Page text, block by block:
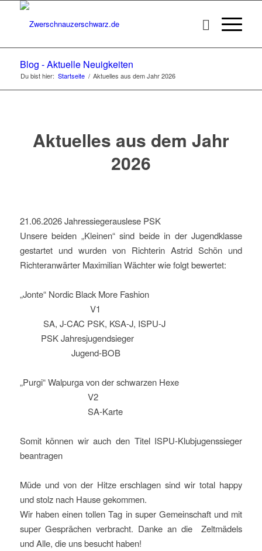
Blog - Aktuelle Neuigkeiten
Du bist hier: Startseite / Aktuelles aus dem Jahr 2026
Aktuelles aus dem Jahr
2026
21.06.2026 Jahressiegerauslese PSK
Unsere beiden „Kleinen“ sind beide in der Jugendklasse
gestartet und wurden von Richterin Astrid Schön und
Richteranwärter Maximilian Wächter wie folgt bewertet:
„Jonte“ Nordic Black More Fashion
V1
SA, J-CAC PSK, KSA-J, ISPU-J
PSK Jahresjugendsieger
Jugend-BOB
„Purgi“ Walpurga von der schwarzen Hexe
V2
SA-Karte
Somit können wir auch den Titel ISPU-Klubjugenssieger
beantragen
Müde und von der Hitze erschlagen sind wir total happy
und stolz nach Hause gekommen.
Wir haben einen tollen Tag in super Gemeinschaft und mit
super Gesprächen verbracht. Danke an die Zeltmädels
und Alle, die uns besucht haben!